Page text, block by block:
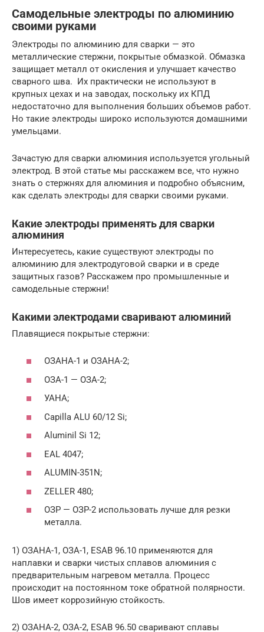
Самодельные электроды по алюминию
своими руками
Электроды по алюминию для сварки — это
металлические стержни, покрытые обмазкой. Обмазка
защищает металл от окисления и улучшает качество
сварного шва. Их практически не используют в
крупных цехах и на заводах, поскольку их КПД
недостаточно для выполнения больших объемов работ.
Но такие электроды широко используются домашними
умельцами.
Зачастую для сварки алюминия используется угольный
электрод. В этой статье мы расскажем все, что нужно
знать о стержнях для алюминия и подробно объясним,
как сделать электроды для сварки своими руками.
Какие электроды применять для сварки
алюминия
Интересуетесь, какие существуют электроды по
алюминию для электродуговой сварки и в среде
защитных газов? Расскажем про промышленные и
самодельные стержни!
Какими электродами сваривают алюминий
Плавящиеся покрытые стержни:
ОЗАНА-1 и ОЗАНА-2;
ОЗА-1 — ОЗА-2;
УАНА;
Capilla ALU 60/12 Si;
Aluminil Si 12;
EAL 4047;
ALUMIN-351N;
ZELLER 480;
ОЗР — ОЗР-2 использовать лучше для резки
металла.
1) ОЗАНА-1, ОЗА-1, ESAB 96.10 применяются для
наплавки и сварки чистых сплавов алюминия с
предварительным нагревом металла. Процесс
происходит на постоянном токе обратной полярности.
Шов имеет коррозийную стойкость.
2) ОЗАНА-2, ОЗА-2, ESAB 96.50 сваривают сплавы